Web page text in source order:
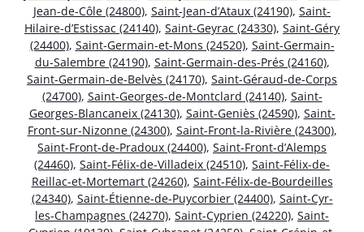
Jean-de-Côle (24800), Saint-Jean-d’Ataux (24190), Saint-
Hilaire-d’Estissac (24140), Saint-Geyrac (24330), Saint-Géry
(24400), Saint-Germain-et-Mons (24520), Saint-Germain-
du-Salembre (24190), Saint-Germain-des-Prés (24160),
Saint-Germain-de-Belvès (24170), Saint-Géraud-de-Corps
(24700), Saint-Georges-de-Montclard (24140), Saint-
Georges-Blancaneix (24130), Saint-Geniès (24590), Saint-
Front-sur-Nizonne (24300), Saint-Front-la-Rivière (24300),
Saint-Front-de-Pradoux (24400), Saint-Front-d’Alemps
(24460), Saint-Félix-de-Villadeix (24510), Saint-Félix-de-
Reillac-et-Mortemart (24260), Saint-Félix-de-Bourdeilles
(24340), Saint-Étienne-de-Puycorbier (24400), Saint-Cyr-
les-Champagnes (24270), Saint-Cyprien (24220), Saint-